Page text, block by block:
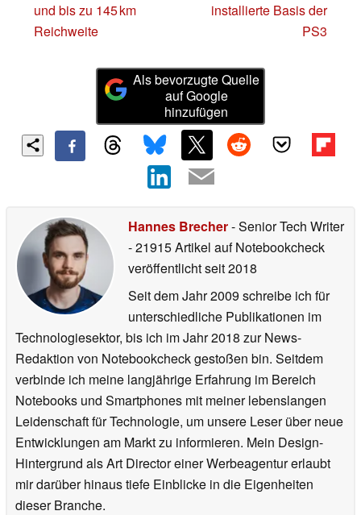
und bis zu 145 km
Reichweite
installierte Basis der
PS3
Als bevorzugte Quelle
auf Google
hinzufügen
Hannes Brecher- Senior Tech Writer
- 21915 Artikel auf Notebookcheck
veröffentlichtseit 2018
Seit dem Jahr 2009 schreibe ich für
unterschiedliche Publikationen im
Technologiesektor, bis ich im Jahr 2018 zur News-
Redaktion von Notebookcheck gestoßen bin. Seitdem
verbinde ich meine langjährige Erfahrung im Bereich
Notebooks und Smartphones mit meiner lebenslangen
Leidenschaft für Technologie, um unsere Leser über neue
Entwicklungen am Markt zu informieren. Mein Design-
Hintergrund als Art Director einer Werbeagentur erlaubt
mir darüber hinaus tiefe Einblicke in die Eigenheiten
dieser Branche.